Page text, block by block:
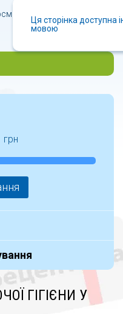
Ця сторінка доступна
мовою
для жіночої гігієни
грн
ГІГІЄНИ У